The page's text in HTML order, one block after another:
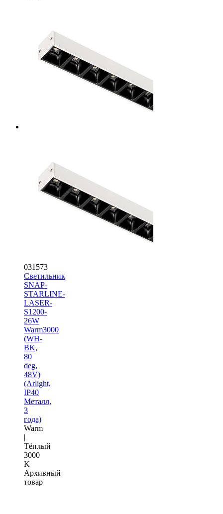
031573
Светильник
SNAP-
STARLINE-
LASER-
S1200-
26W
Warm3000
(WH-
BK,
80
deg,
48V)
(Arlight,
IP40
Металл,
3
года)
Warm
|
Тёплый
3000
K
Архивный
товар